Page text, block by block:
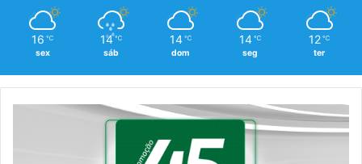
16 ℃
sex
14 ℃
sáb
14 ℃
dom
14 ℃
seg
12 ℃
ter